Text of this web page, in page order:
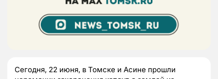
Сегодня, 22 июня, в Томске и Асине прошли